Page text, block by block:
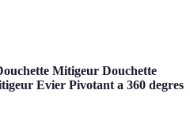
Mitigeur Douchette
Evier Pivotant a 360 degres